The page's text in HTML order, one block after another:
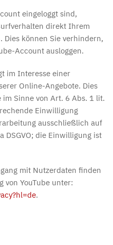
eingeloggt sind,
direkt Ihrem
können Sie verhindern,
Account ausloggen.
im Interesse einer
Online-Angebote. Dies
Sinne von Art. 6 Abs. 1 lit.
Einwilligung
ausschließlich auf
DSGVO; die Einwilligung ist
mit Nutzerdaten finden
von YouTube unter:
.